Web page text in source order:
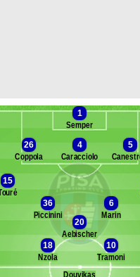
Banc des remplaçants
1
Semper
26
Coppola
4
Caracciolo
5
15
36
Piccinini
6
Marin
20
Aebischer
18
Nzola
10
Tramoni
Douvikas